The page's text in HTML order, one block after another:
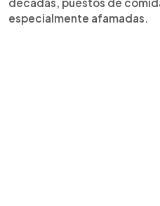
especialmente afamadas.